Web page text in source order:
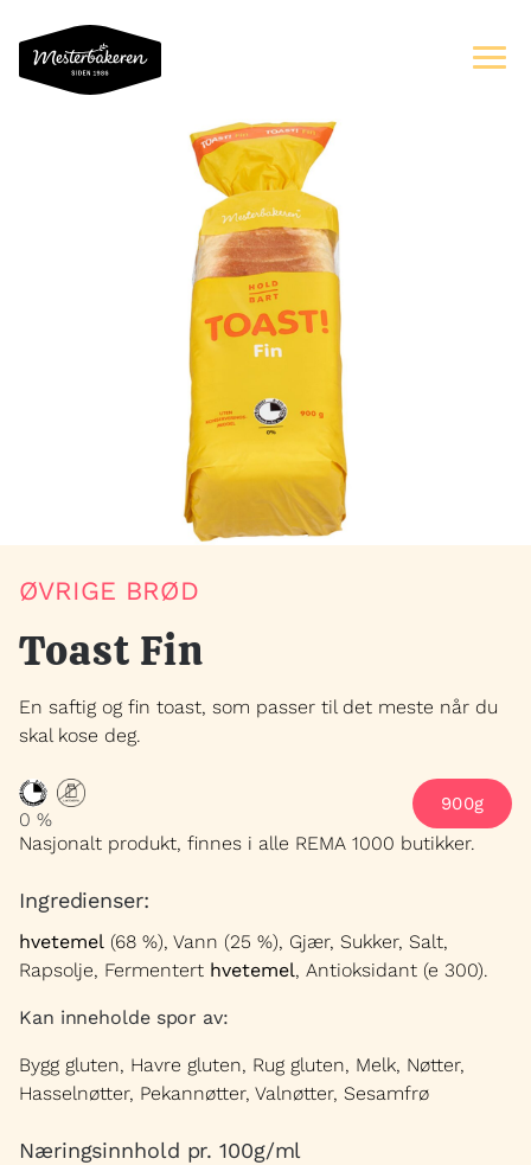
ØVRIGE BRØD
Toast Fin
En saftig og fin toast, som passer til det meste når du
skal kose deg.
0 %
900g
Nasjonalt produkt, finnes i alle REMA 1000 butikker.
Ingredienser:
hvetemel (68 %), Vann (25 %), Gjær, Sukker, Salt,
Rapsolje, Fermentert hvetemel, Antioksidant (e 300).
Kan inneholde spor av:
Bygg gluten, Havre gluten, Rug gluten, Melk, Nøtter,
Hasselnøtter, Pekannøtter, Valnøtter, Sesamfrø
Næringsinnhold pr. 100g/ml
OPPSKRIFTER OG INSPIRASJON